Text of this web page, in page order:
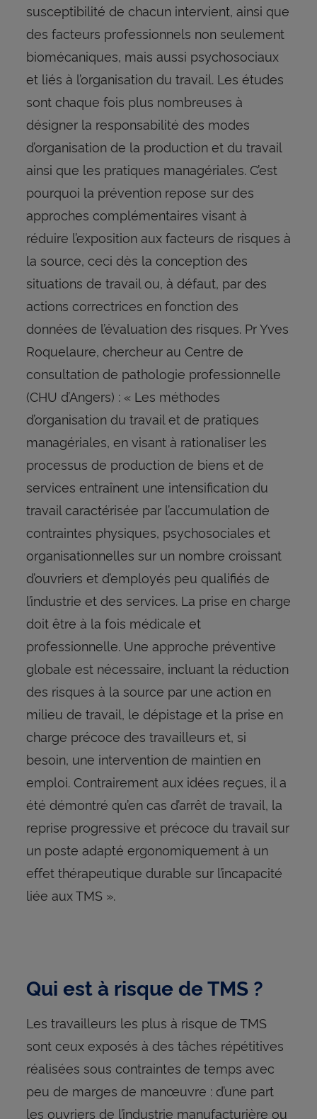
susceptibilité de chacun intervient, ainsi que
des facteurs professionnels non seulement
biomécaniques, mais aussi psychosociaux
et liés à l’organisation du travail. Les études
sont chaque fois plus nombreuses à
désigner la responsabilité des modes
d’organisation de la production et du travail
ainsi que les pratiques managériales. C’est
pourquoi la prévention repose sur des
approches complémentaires visant à
réduire l’exposition aux facteurs de risques à
la source, ceci dès la conception des
situations de travail ou, à défaut, par des
actions correctrices en fonction des
données de l’évaluation des risques. Pr Yves
Roquelaure, chercheur au Centre de
consultation de pathologie professionnelle
(CHU d’Angers) : « Les méthodes
d’organisation du travail et de pratiques
managériales, en visant à rationaliser les
processus de production de biens et de
services entraînent une intensification du
travail caractérisée par l’accumulation de
contraintes physiques, psychosociales et
organisationnelles sur un nombre croissant
d’ouvriers et d’employés peu qualifiés de
l’industrie et des services. La prise en charge
doit être à la fois médicale et
professionnelle. Une approche préventive
globale est nécessaire, incluant la réduction
des risques à la source par une action en
milieu de travail, le dépistage et la prise en
charge précoce des travailleurs et, si
besoin, une intervention de maintien en
emploi. Contrairement aux idées reçues, il a
été démontré qu’en cas d’arrêt de travail, la
reprise progressive et précoce du travail sur
un poste adapté ergonomiquement à un
effet thérapeutique durable sur l’incapacité
liée aux TMS ».
Qui est à risque de TMS ?
Les travailleurs les plus à risque de TMS
sont ceux exposés à des tâches répétitives
réalisées sous contraintes de temps avec
peu de marges de manœuvre : d’une part
les ouvriers de l’industrie manufacturière ou